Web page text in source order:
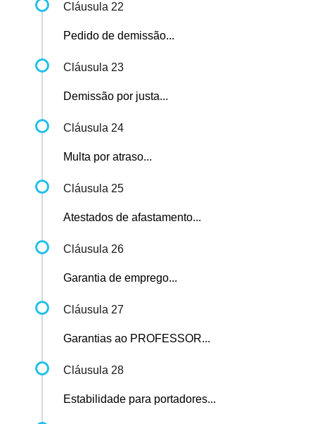
Cláusula 22
Pedido de demissão...
Cláusula 23
Demissão por justa...
Cláusula 24
Multa por atraso...
Cláusula 25
Atestados de afastamento...
Cláusula 26
Garantia de emprego...
Cláusula 27
Garantias ao PROFESSOR...
Cláusula 28
Estabilidade para portadores...